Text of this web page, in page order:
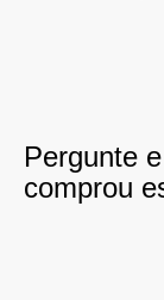
Pergunte
comprou